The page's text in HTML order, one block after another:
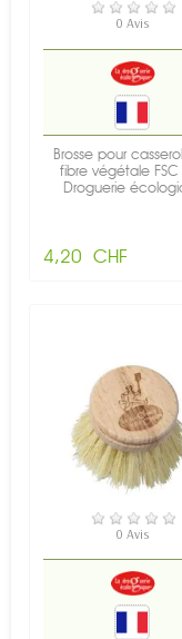
EN STOCK
0 Avis
Brosse pour
fibre végétale FSC
Droguerie
4,20 CHF
EN STOCK
0 Avis